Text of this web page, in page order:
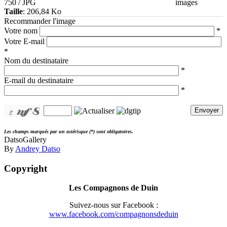
750 / JPG
Taille: 206,84 Ko
images
Recommander l'image
Votre nom
*
Votre E-mail
*
Nom du destinataire
*
E-mail du destinataire
*
Envoyer
Les champs marqués par un astérisque (*) sont obligatoires.
DatsoGallery
By Andrey Datso
Copyright
Les Compagnons de Duin
Suivez-nous sur Facebook :
www.facebook.com/compagnonsdeduin